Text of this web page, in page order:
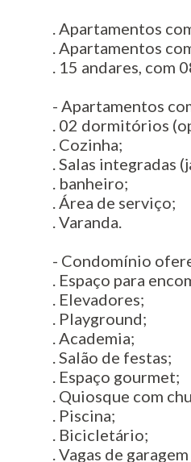
. Apartamentos
. Apartamentos
. 15 andares, com
- Apartamentos
. 02 dormitórios
. Cozinha;
. Salas integradas
. banheiro;
. Área de serviço;
. Varanda.
- Condomínio
. Espaço para
. Elevadores;
. Playground;
. Academia;
. Salão de festas;
. Espaço gourmet;
. Quiosque com
. Piscina;
. Bicicletário;
. Vagas de